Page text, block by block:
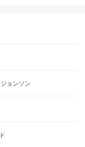
ョンソン